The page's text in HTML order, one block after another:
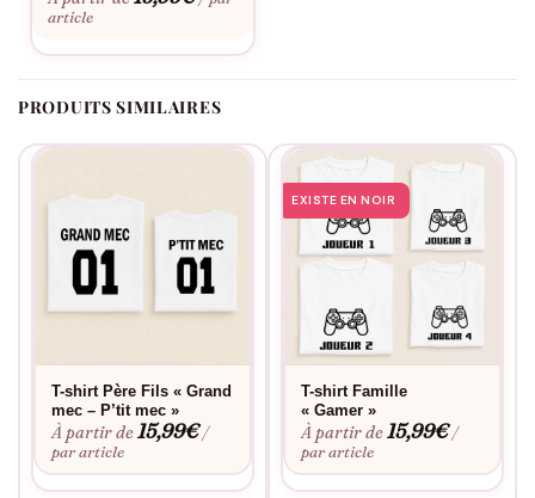
personnalisation
facilement et conserve sa forme au fil des utilisations.
article
PRODUITS SIMILAIRES
T-shirt Père Fils « Grand
mec – P’tit mec »
À partir de15,99€ /
par article
EXISTE EN NOIR
T-shirt Famille
« Gamer »
À partir de15,99€ /
par article